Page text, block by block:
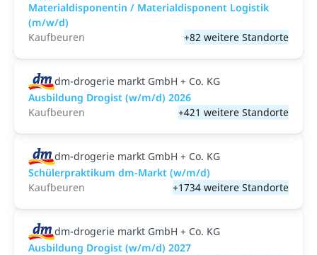
Materialdisponentin / Materialdisponent Logistik
(m/w/d)
Kaufbeuren
+82 weitere Standorte
dm-drogerie markt GmbH + Co. KG
Ausbildung Drogist (w/m/d) 2026
Kaufbeuren
+421 weitere Standorte
dm-drogerie markt GmbH + Co. KG
Schülerpraktikum dm-Markt (w/m/d)
Kaufbeuren
+1734 weitere Standorte
dm-drogerie markt GmbH + Co. KG
Ausbildung Drogist (w/m/d) 2027